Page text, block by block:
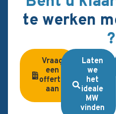
te werken
?
Vraag
een
offerte
aan
Laten
we
het
ideale
MW
vinden